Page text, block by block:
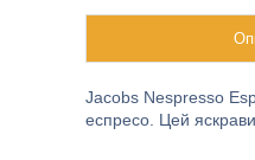
Jacobs Nespresso
еспресо. Цей